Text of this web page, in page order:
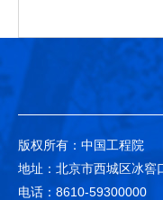
版权所有：中国工程院
地址：北京市西城区冰窖
电话：8610-59300000